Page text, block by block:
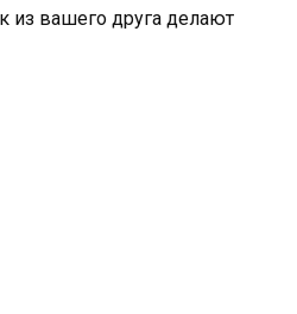
из вашего друга делают